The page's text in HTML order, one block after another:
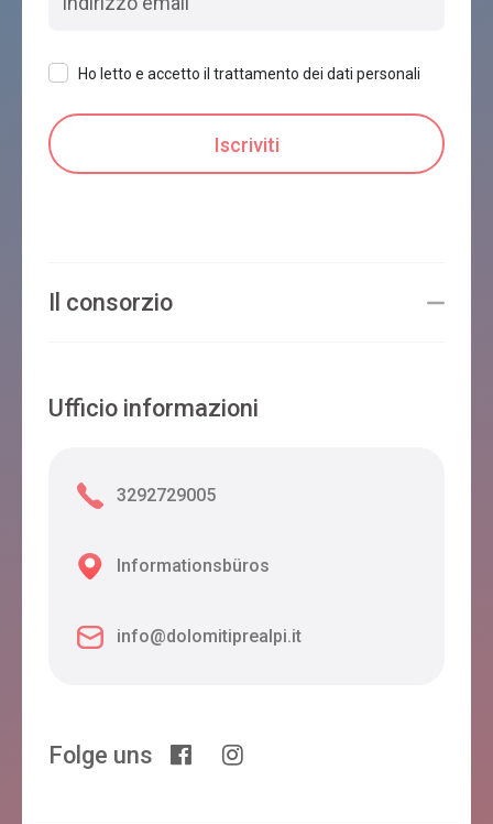
Ho letto e accetto il trattamento dei dati personali
Il consorzio
Ufficio informazioni
3292729005
Informationsbüros
info@dolomitiprealpi.it
Folge uns